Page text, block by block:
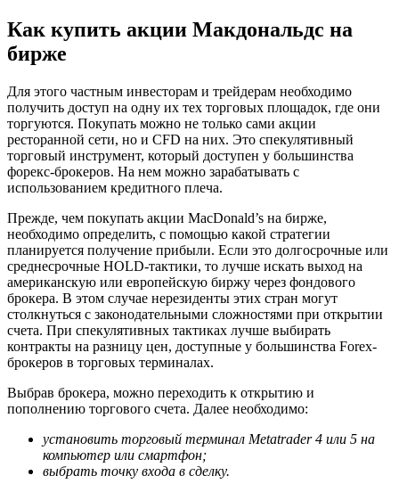
Как купить акции Макдональдс на
бирже
Для этого частным инвесторам и трейдерам необходимо
получить доступ на одну их тех торговых площадок, где они
торгуются. Покупать можно не только сами акции
ресторанной сети, но и CFD на них. Это спекулятивный
торговый инструмент, который доступен у большинства
форекс-брокеров. На нем можно зарабатывать с
использованием кредитного плеча.
Прежде, чем покупать акции MacDonald’s на бирже,
необходимо определить, с помощью какой стратегии
планируется получение прибыли. Если это долгосрочные или
среднесрочные HOLD-тактики, то лучше искать выход на
американскую или европейскую биржу через фондового
брокера. В этом случае нерезиденты этих стран могут
столкнуться с законодательными сложностями при открытии
счета. При спекулятивных тактиках лучше выбирать
контракты на разницу цен, доступные у большинства Forex-
брокеров в торговых терминалах.
Выбрав брокера, можно переходить к открытию и
пополнению торгового счета. Далее необходимо:
установить торговый терминал Metatrader 4 или 5 на
компьютер или смартфон;
выбрать точку входа в сделку.